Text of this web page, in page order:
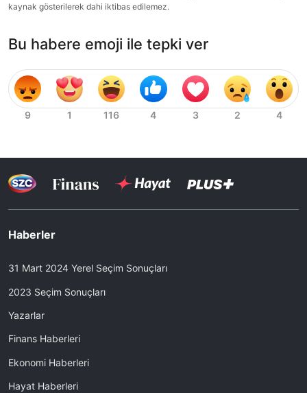
kaynak gösterilerek dahi iktibas edilemez.
Bu habere emoji ile tepki ver
Haberler
31 Mart 2024 Yerel Seçim Sonuçları
2023 Seçim Sonuçları
Yazarlar
Finans Haberleri
Ekonomi Haberleri
Hayat Haberleri